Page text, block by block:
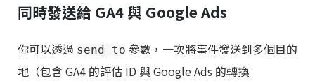
同時發送給 GA4 與 Google Ads
你可以透過 send_to 參數，一次將事件發送到多個目的
地（包含 GA4 的評估 ID 與 Google Ads 的轉換